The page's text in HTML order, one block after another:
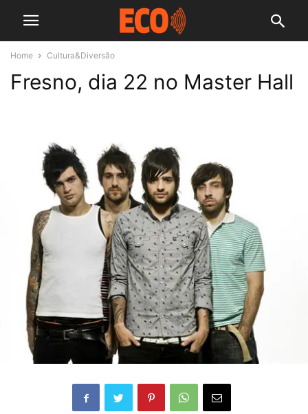
Home Cultura&Diversão
Fresno, dia 22 no Master Hall